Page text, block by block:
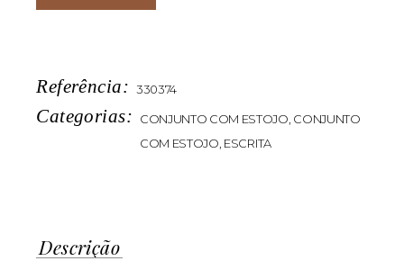
Referência: 330374
Categorias: CONJUNTO COM ESTOJO, CONJUNTO
COM ESTOJO, ESCRITA
Descrição